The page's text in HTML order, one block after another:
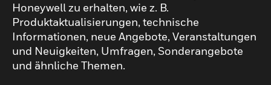
Honeywell zu erhalten, wie z. B.
Produktaktualisierungen, technische
Informationen, neue Angebote, Veranstaltungen
und Neuigkeiten, Umfragen, Sonderangebote
und ähnliche Themen.